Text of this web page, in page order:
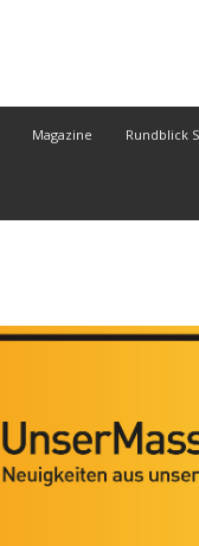
Magazine Rundblick